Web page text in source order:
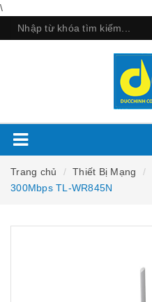
\
Trang chủ Thiết Bị Mạng
300Mbps TL-WR845N